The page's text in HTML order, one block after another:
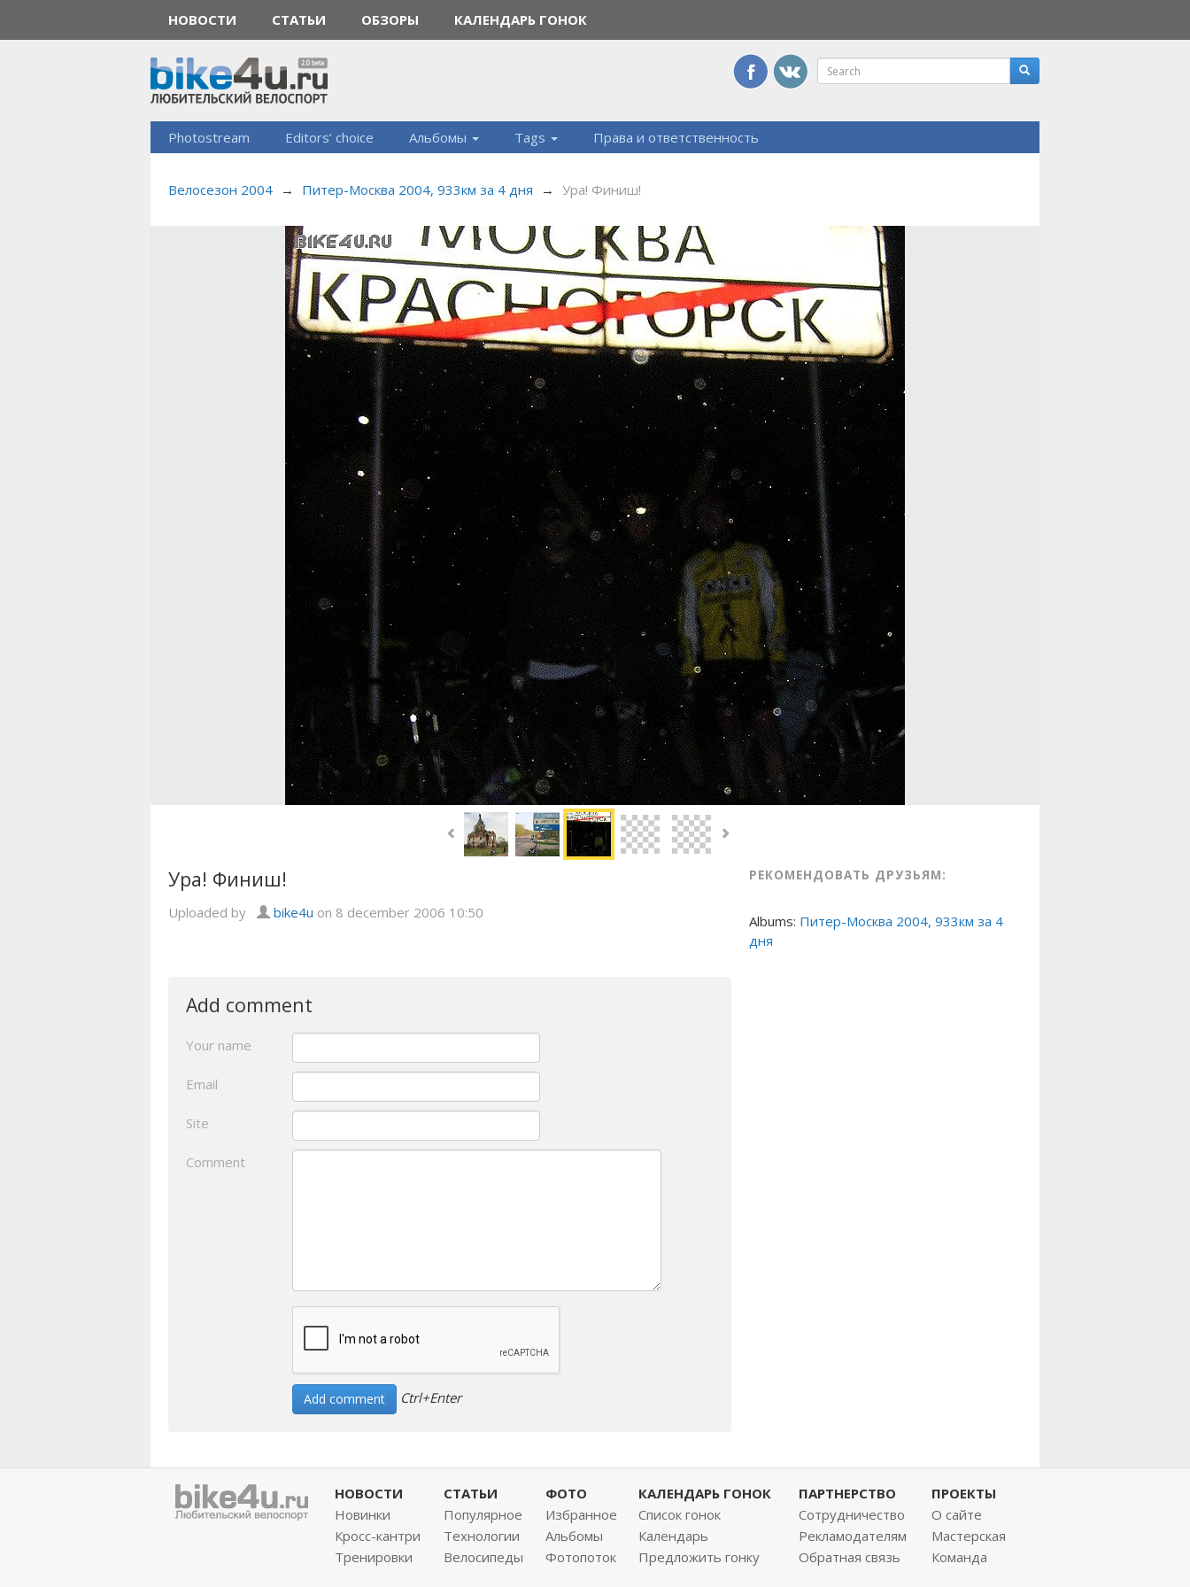
НОВОСТИ СТАТЬИ ОБЗОРЫ КАЛЕНДАРЬ ГОНОК
Photostream Editors’ choice Альбомы Tags Права и ответственность
Велосезон 2004 → Питер-Москва 2004, 933км за 4 дня → Ура! Финиш!
Ура! Финиш!
Uploaded by bike4u on 8 december 2006 10:50
Add comment
Your name
Email
Site
Comment
Ctrl+Enter
РЕКОМЕНДОВАТЬ ДРУЗЬЯМ:
Albums: Питер-Москва 2004, 933км за 4
дня
НОВОСТИ
Новинки
Кросс-кантри
Тренировки
СТАТЬИ
Популярное
Технологии
Велосипеды
ФОТО
Избранное
Альбомы
Фотопоток
КАЛЕНДАРЬ ГОНОК
Список гонок
Календарь
Предложить гонку
ПАРТНЕРСТВО
Сотрудничество
Рекламодателям
Обратная связь
ПРОЕКТЫ
О сайте
Мастерская
Команда